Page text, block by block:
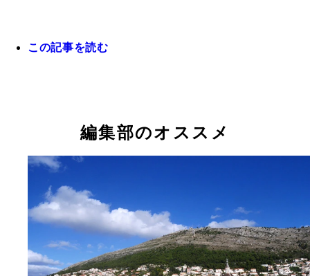
この記事を読む
編集部のオススメ